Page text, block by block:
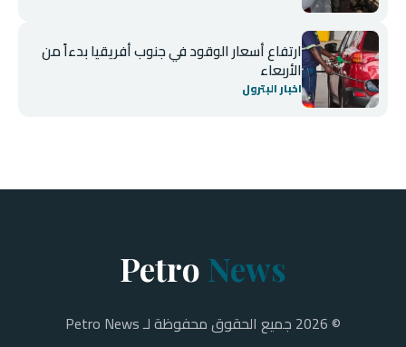
ارتفاع أسعار الوقود في جنوب أفريقيا بدءاً من
الأربعاء
اخبار البترول
Petro News
© 2026 جميع الحقوق محفوظة لـ Petro News